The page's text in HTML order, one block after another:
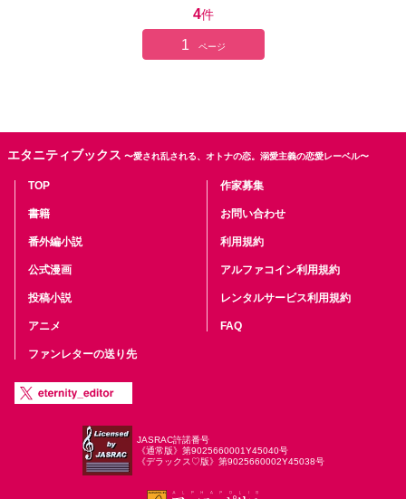
4件
1 ページ
エタニティブックス 〜愛され乱される、オトナの恋。溺愛主義の恋愛レーベル〜
TOP
書籍
番外編小説
公式漫画
投稿小説
アニメ
ファンレターの送り先
作家募集
お問い合わせ
利用規約
アルファコイン利用規約
レンタルサービス利用規約
FAQ
JASRAC許諾番号
《通常版》第9025660001Y45040号
《デラックス♡版》第9025660002Y45038号